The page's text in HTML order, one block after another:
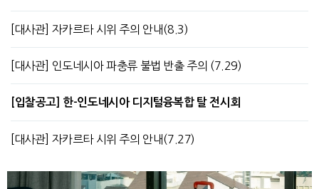
[대사관] 자카르타 시위 주의 안내(8.3)
[대사관] 인도네시아 파충류 불법 반출 주의 (7.29)
[입찰공고] 한-인도네시아 디지털융복합 탈 전시회
[대사관] 자카르타 시위 주의 안내(7.27)